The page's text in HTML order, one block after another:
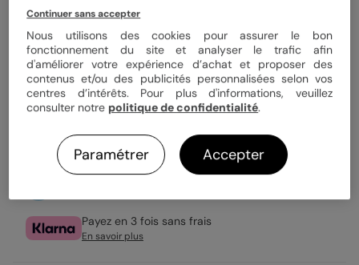
Fabrication française
Personnaliser
Échantillon personnalisé offert
Payez en 3 fois sans frais
En savoir plus
Continuer sans accepter
Nous utilisons des cookies pour assurer le bon
fonctionnement du site et analyser le trafic afin
d'améliorer votre expérience d’achat et proposer des
contenus et/ou des publicités personnalisées selon vos
centres d’intérêts. Pour plus d'informations, veuillez
consulter notre politique de confidentialité.
Paramétrer Accepter